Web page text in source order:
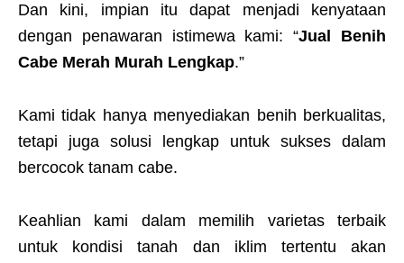
Dan kini, impian itu dapat menjadi kenyataan
dengan penawaran istimewa kami: “Jual Benih
Cabe Merah Murah Lengkap.”
Kami tidak hanya menyediakan benih berkualitas,
tetapi juga solusi lengkap untuk sukses dalam
bercocok tanam cabe.
Keahlian kami dalam memilih varietas terbaik
untuk kondisi tanah dan iklim tertentu akan